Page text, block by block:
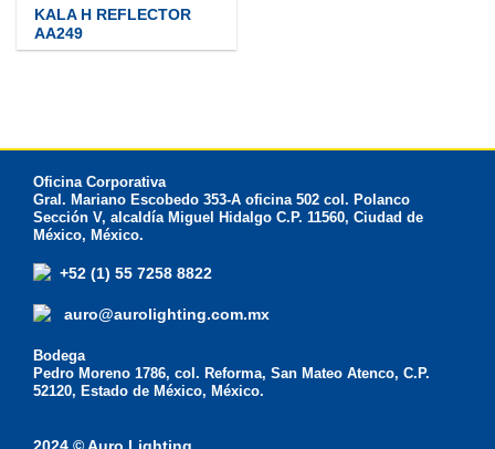
KALA H REFLECTOR
AA249
Oficina Corporativa
Gral. Mariano Escobedo 353-A oficina 502 col. Polanco
Sección V, alcaldía Miguel Hidalgo C.P. 11560, Ciudad de
México, México.
+52 (1) 55 7258 8822
auro@aurolighting.com.mx
Bodega
Pedro Moreno 1786, col. Reforma, San Mateo Atenco, C.P.
52120, Estado de México, México.